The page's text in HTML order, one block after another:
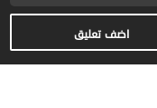
اضف تعليق